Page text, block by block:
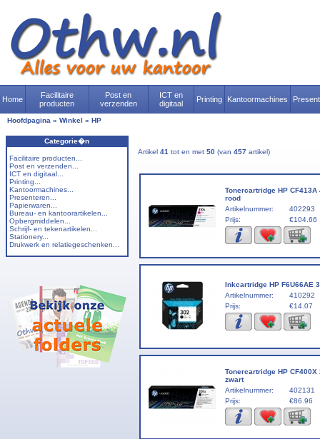
Home
Facilitaire
producten
Post en
verzenden
ICT en
digitaal
Printing Kantoormachines
Hoofdpagina » Winkel » HP
Categorie�n
Facilitaire producten...
Post en verzenden...
ICT en digitaal...
Printing...
Kantoormachines...
Presenteren...
Papierwaren...
Bureau- en kantoorartikelen...
Opbergmiddelen...
Schrijf- en tekenartikelen...
Stationery...
Drukwerk en relatiegeschenken...
Artikel 41 tot en met 50 (van 457 artikel)
Tonercartridge HP CF413A
rood
Artikelnummer:
402293
Prijs:
€104.66
Inkcartridge HP F6U66AE
Artikelnummer:
410292
Prijs:
€14.07
Tonercartridge HP CF400X
zwart
Artikelnummer:
402131
Prijs:
€86.96